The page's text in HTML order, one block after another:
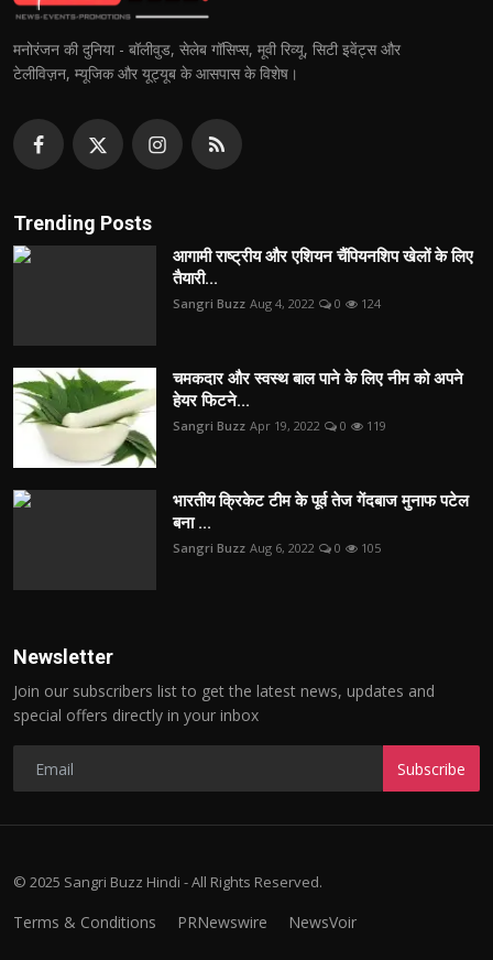
मनोरंजन की दुनिया - बॉलीवुड, सेलेब गॉसिप्स, मूवी रिव्यू, सिटी इवेंट्स और
टेलीविज़न, म्यूजिक और यूट्यूब के आसपास के विशेष।
Trending Posts
आगामी राष्ट्रीय और एशियन चैंपियनशिप खेलों के लिए
तैयारी...
Sangri Buzz Aug 4, 2022 0 124
चमकदार और स्वस्थ बाल पाने के लिए नीम को अपने
हेयर फिटने...
Sangri Buzz Apr 19, 2022 0 119
भारतीय क्रिकेट टीम के पूर्व तेज गेंदबाज मुनाफ पटेल
बना ...
Sangri Buzz Aug 6, 2022 0 105
Newsletter
Join our subscribers list to get the latest news, updates and
special offers directly in your inbox
Subscribe
© 2025 Sangri Buzz Hindi - All Rights Reserved.
Terms & Conditions PRNewswire NewsVoir